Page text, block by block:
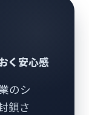
く安心感
のシ
鎖さ